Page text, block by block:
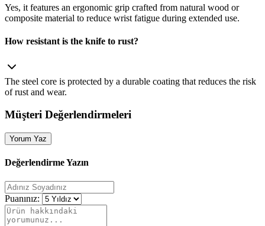
Yes, it features an ergonomic grip crafted from natural wood or
composite material to reduce wrist fatigue during extended use.
How resistant is the knife to rust?
The steel core is protected by a durable coating that reduces the risk
of rust and wear.
Müşteri Değerlendirmeleri
Yorum Yaz
Değerlendirme Yazın
Puanınız: